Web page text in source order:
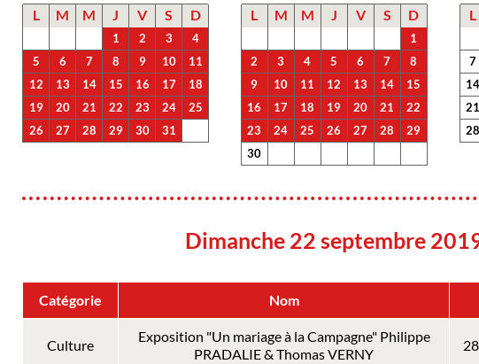
L M M J V S D
1 2 3
4
5
6 7 8 9 10
11
12
13 14 15 16 17
18
19
20 21 22 23 24
25
26
27 28 29 30 31
L M M J V S D
1
2
3 4 5 6 7
8
9
10 11 12 13 14
15
16
17 18 19 20 21
22
23
24 25 26 27 28
29
30
L
7
14
21
28
Dimanche 22 septembre
Catégorie Nom
Culture
Exposition "Un mariage à la Campagne" Philippe
PRADALIE & Thomas VERNY